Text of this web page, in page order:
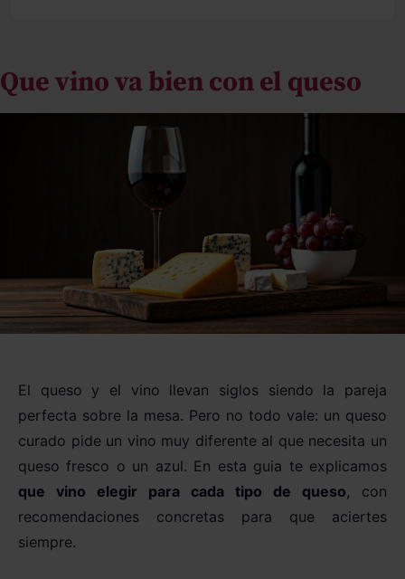
Que vino va bien con el queso
El queso y el vino llevan siglos siendo la pareja
perfecta sobre la mesa. Pero no todo vale: un queso
curado pide un vino muy diferente al que necesita un
queso fresco o un azul. En esta guia te explicamos
que vino elegir para cada tipo de queso, con
recomendaciones concretas para que aciertes
siempre.
GASTRONOMÍA
EXPERT
UVA
ENVEJECIMIENTO
BODEGAS